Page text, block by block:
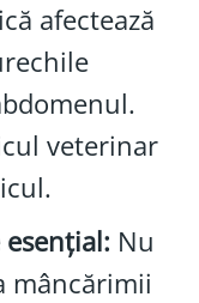
afectează
veterinar
Nu
mâncărimii